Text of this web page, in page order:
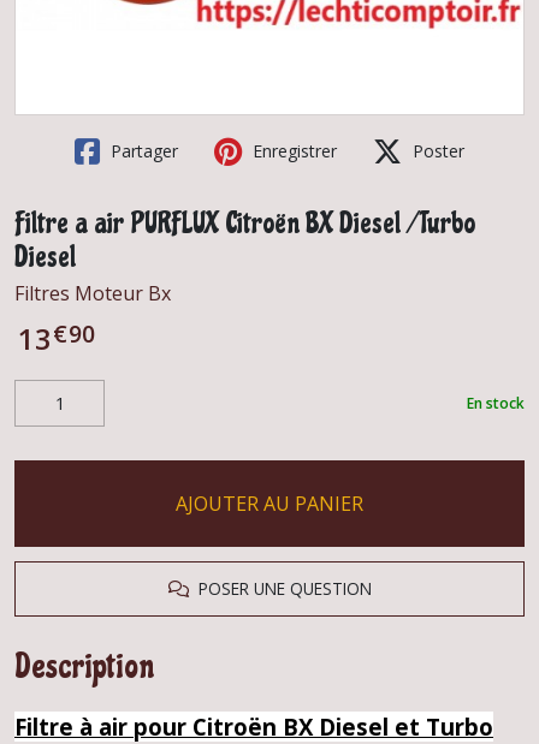
Partager Enregistrer Poster
Filtre a air PURFLUX Citroën BX Diesel / Turbo
Diesel
Filtres Moteur Bx
13€90
En stock
AJOUTER AU PANIER
POSER UNE QUESTION
Description
Filtre à air pour Citroën BX Diesel et Turbo